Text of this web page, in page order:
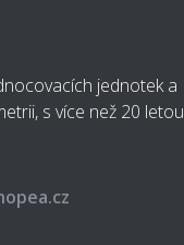
jednotek a
s více než 20 letou